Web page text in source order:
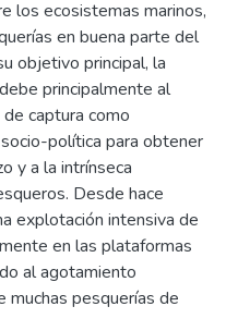
los ecosistemas marinos,
en buena parte del
objetivo principal, la
principalmente al
captura como
política para obtener
y a la intrínseca
Desde hace
explotación intensiva de
en las plataformas
al agotamiento
muchas pesquerías de